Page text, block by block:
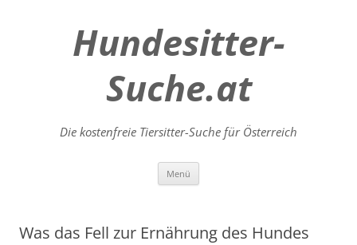
Hundesitter-
Suche.at
Die kostenfreie Tiersitter-Suche für Österreich
Menü
Was das Fell zur Ernährung des Hundes